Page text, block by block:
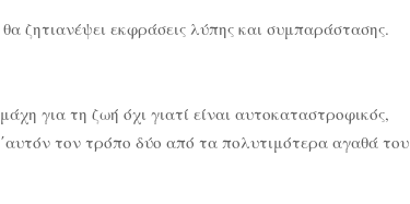
ζητιανέψει εκφράσεις λύπης και συμπαράστασης.
για τη ζωή όχι γιατί είναι αυτοκαταστροφικός,
τον τρόπο δύο από τα πολυτιμότερα αγαθά του